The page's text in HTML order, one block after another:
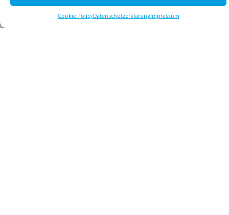
Cookie PolicyDatenschutzerklärungImpressum